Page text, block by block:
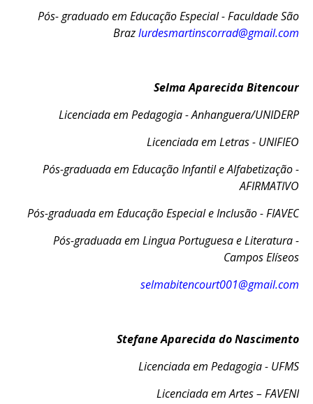
Pós- graduado em Educação Especial - Faculdade São
Brazlurdesmartinscorrad@gmail.com
Selma Aparecida Bitencour
Licenciada em Pedagogia - Anhanguera/UNIDERP
Licenciada em Letras - UNIFIEO
Pós-graduada em Educação Infantil e Alfabetização -
AFIRMATIVO
Pós-graduada em Educação Especial e Inclusão - FIAVEC
Pós-graduada em Lingua Portuguesa e Literatura -
Campos Elíseos
selmabitencourt001@gmail.com
Stefane Aparecida do Nascimento
Licenciada em Pedagogia - UFMS
Licenciada em Artes – FAVENI